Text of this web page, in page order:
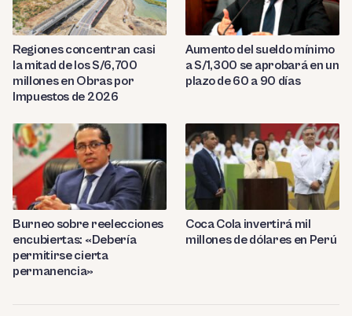
Regiones concentran casi
la mitad de los S/6,700
millones en Obras por
Impuestos de 2026
Aumento del sueldo mínimo
a S/1,300 se aprobará en un
plazo de 60 a 90 días
Burneo sobre reelecciones
encubiertas: «Debería
permitirse cierta
permanencia»
Coca Cola invertirá mil
millones de dólares en Perú